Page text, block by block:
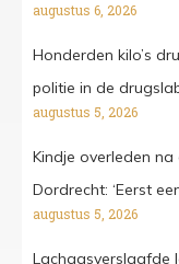
augustus 6, 2026
Honderden kilo’s
politie in de
augustus 5, 2026
Kindje overleden
Dordrecht: ‘Eerst
augustus 5, 2026
Lachgasverslaafde